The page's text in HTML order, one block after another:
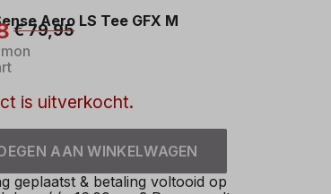
Aero LS Tee GFX M
€ 79,95
is uitverkocht.
AAN WINKELWAGEN
geplaatst & betaling voltooid op